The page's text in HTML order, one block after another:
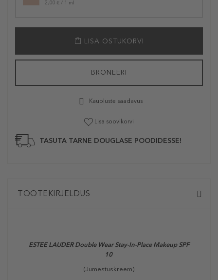
2,00 € / 1 ml
LISA OSTUKORVI
BRONEERI
Kaupluste saadavus
Lisa soovikorvi
TASUTA TARNE DOUGLASE POODIDESSE!
TOOTEKIRJELDUS
ESTEE LAUDER Double Wear Stay-In-Place Makeup SPF
10
(Jumestuskreem)